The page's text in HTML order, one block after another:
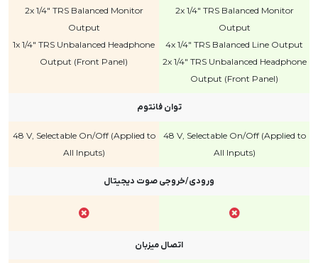
2x 1/4" TRS Balanced Monitor
Output
4x 1/4" TRS Balanced Line Output
2x 1/4" TRS Unbalanced Headphone
Output (Front Panel)
2x 1/4" TRS Balanced Monitor
Output
1x 1/4" TRS Unbalanced Headphone
Output (Front Panel)
توان فانتوم
48 V, Selectable On/Off (Applied to
All Inputs)
48 V, Selectable On/Off (Applied to
All Inputs)
ورودی/خروجی صوت دیجیتال
اتصال میزبان